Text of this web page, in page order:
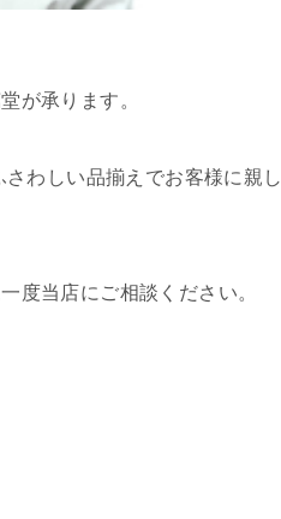
が承ります。
わしい品揃えでお客様に親し
度当店にご相談ください。